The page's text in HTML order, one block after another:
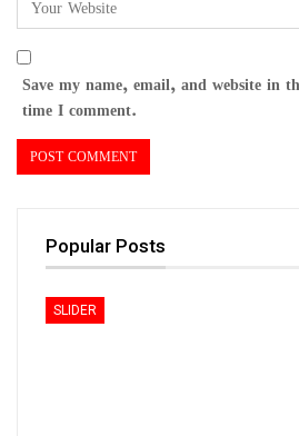
Save my name, email, and website in
time I comment.
Popular Posts
SLIDER